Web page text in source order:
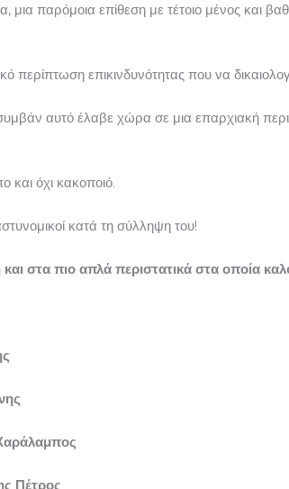
μια παρόμοια επίθεση με τέτοιο μένος και
περίπτωση επικινδυνότητας που να
συμβάν αυτό έλαβε χώρα σε μια επαρχιακή
και όχι κακοποιό.
κατά τη σύλληψη του!
στα πιο απλά περιστατικά στα οποία
Πέτρος